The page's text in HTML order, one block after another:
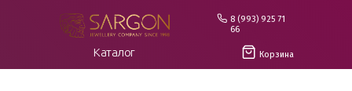
8 (993) 925 71
66
Корзина
Каталог